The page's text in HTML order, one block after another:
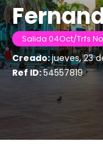
Salida 04Oct/Trfs
Creado:jueves, 23
Ref ID:54557819